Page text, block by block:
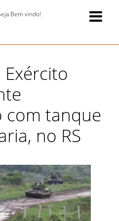
Bem vindo!
tanque
no RS